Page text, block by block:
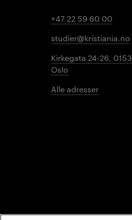
+47 22 59 60 00
studier@kristiania.no
Kirkegata 24-26, 0153
Oslo
Alle adresser